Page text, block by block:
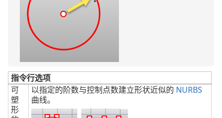
指令行选项
可
塑
形
以指定的阶数与控制点数建立形状近似的 NURBS
曲线。